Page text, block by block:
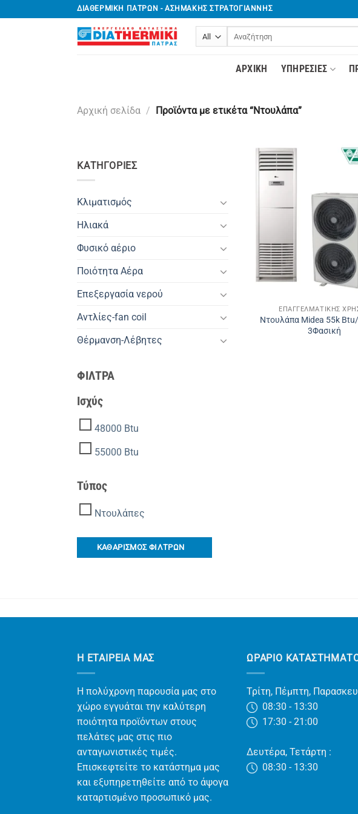
στο
ΔΙΑΘΕΡΜΙΚΗ ΠΑΤΡΩΝ - ΑΣΗΜΑΚΗΣ ΣΤΡΑΤΟΓΙΑΝΝΗΣ
Αναζήτηση
για:
ΑΡΧΙΚΉ YΠΗΡΕΣΊΕΣ
Αρχική σελίδα / Προϊόντα με ετικέτα “Ντουλάπα”
ΚΑΤΗΓΟΡΊΕΣ
Κλιματισμός
Ηλιακά
Φυσικό αέριο
Ποιότητα Αέρα
Επεξεργασία νερού
Αντλίες-fan coil
Θέρμανση-Λέβητες
ΦΙΛΤΡΑ
Ισχύς
48000 Btu
55000 Btu
Τύπος
Ντουλάπες
ΚΑΘΑΡΙΣΜΟΣ ΦΙΛΤΡΩΝ
ΕΠΑΓΓΕΛΜΑΤΙΚΉΣ
Ντουλάπα Midea 55k
3Φασική
Η ΕΤΑΙΡΕΊΑ ΜΑΣ
Η πολύχρονη παρουσία μας στο
χώρο εγγυάται την καλύτερη
ποιότητα προϊόντων στους
πελάτες μας στις πιο
ανταγωνιστικές τιμές.
Επισκεφτείτε το κατάστημα μας
και εξυπηρετηθείτε από το άψογα
καταρτισμένο προσωπικό μας.
ΩΡΑΡΙΟ
Τρίτη, Πέμπτη,
08:30 - 13:30
17:30 - 21:00
Δευτέρα, Τετάρτη :
08:30 - 13:30